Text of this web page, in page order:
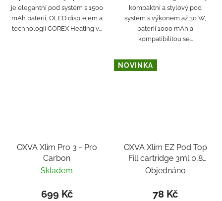
je elegantní pod systém s 1500
mAh baterií, OLED displejem a
technologií COREX Heating v...
kompaktní a stylový pod
systém s výkonem až 30 W,
baterií 1000 mAh a
kompatibilitou se...
OXVA Xlim Pro 3 - Pro
Carbon
Skladem
699 Kč
NOVINKA
OXVA Xlim EZ Pod Top
Fill cartridge 3ml 0,8
ohm
Objednáno
78 Kč